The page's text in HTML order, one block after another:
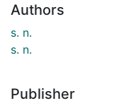
Authors
s. n.
s. n.
Publisher